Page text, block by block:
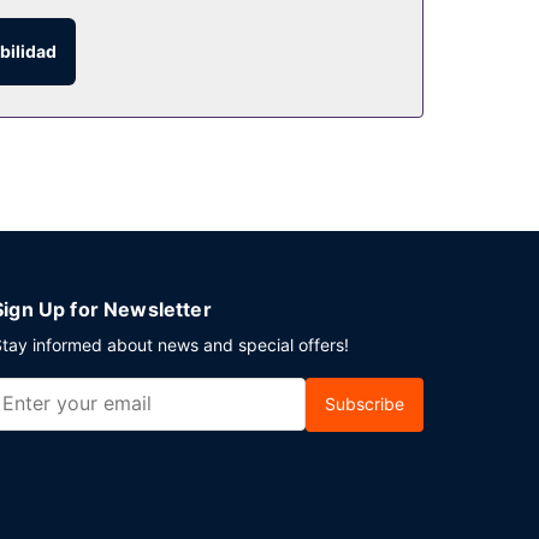
Up for Newsletter
informed about news and special offers!
Subscribe